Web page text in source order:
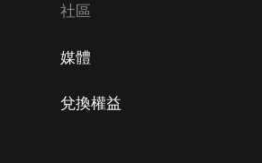
社區
媒體
兌換權益